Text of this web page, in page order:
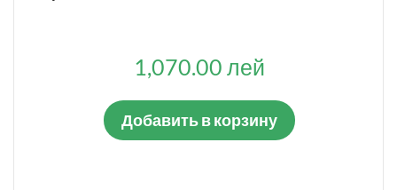
1,070.00 лей
Добавить в корзину